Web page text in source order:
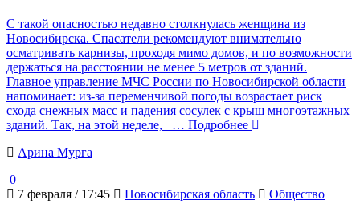
С такой опасностью недавно столкнулась женщина из
Новосибирска. Спасатели рекомендуют внимательно
осматривать карнизы, проходя мимо домов, и по возможности
держаться на расстоянии не менее 5 метров от зданий.
Главное управление МЧС России по Новосибирской области
напоминает: из-за переменчивой погоды возрастает риск
схода снежных масс и падения сосулек с крыш многоэтажных
зданий. Так, на этой неделе,
… Подробнее
Арина Мурга
0
7 февраля / 17:45
Новосибирская область Общество